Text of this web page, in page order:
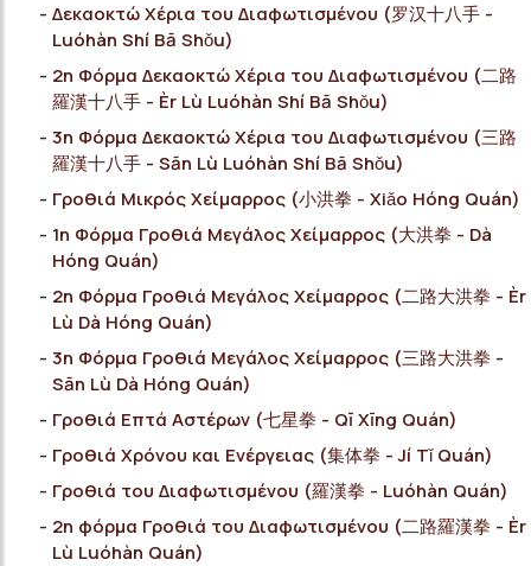
Δεκαοκτώ Χέρια του Διαφωτισμένου (罗汉十八手 -
Luóhàn Shí Bā Shǒu)
2η Φόρμα Δεκαοκτώ Χέρια του Διαφωτισμένου (二路
羅漢十八手 - Èr Lù Luóhàn Shí Bā Shǒu)
3η Φόρμα Δεκαοκτώ Χέρια του Διαφωτισμένου (三路
羅漢十八手 - Sān Lù Luóhàn Shí Bā Shǒu)
Γροθιά Μικρός Χείμαρρος (小洪拳 - Xiǎo Hóng Quán)
1η Φόρμα Γροθιά Μεγάλος Χείμαρρος (大洪拳 - Dà
Hóng Quán)
2η Φόρμα Γροθιά Μεγάλος Χείμαρρος (二路大洪拳 - Èr
Lù Dà Hóng Quán)
3η Φόρμα Γροθιά Μεγάλος Χείμαρρος (三路大洪拳 -
Sān Lù Dà Hóng Quán)
Γροθιά Επτά Αστέρων (七星拳 - Qī Xīng Quán)
Γροθιά Χρόνου και Ενέργειας (集体拳 - Jí Tǐ Quán)
Γροθιά του Διαφωτισμένου (羅漢拳 - Luóhàn Quán)
2η φόρμα Γροθιά του Διαφωτισμένου (二路羅漢拳 - Èr
Lù Luóhàn Quán)